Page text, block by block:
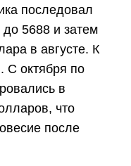
последовал
5688 и затем
в августе. К
С октября по
в
что
после